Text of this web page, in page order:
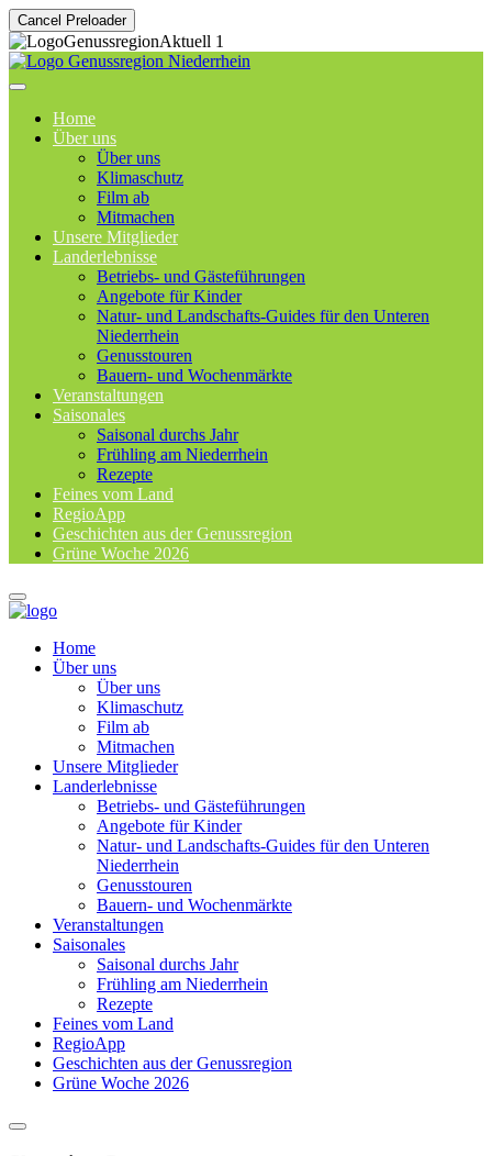
Cancel Preloader
Home
Über uns
Über uns
Klimaschutz
Film ab
Mitmachen
Unsere Mitglieder
Landerlebnisse
Betriebs- und Gästeführungen
Angebote für Kinder
Natur- und Landschafts-Guides für den Unteren
Niederrhein
Genusstouren
Bauern- und Wochenmärkte
Veranstaltungen
Saisonales
Saisonal durchs Jahr
Frühling am Niederrhein
Rezepte
Feines vom Land
RegioApp
Geschichten aus der Genussregion
Grüne Woche 2026
Home
Über uns
Über uns
Klimaschutz
Film ab
Mitmachen
Unsere Mitglieder
Landerlebnisse
Betriebs- und Gästeführungen
Angebote für Kinder
Natur- und Landschafts-Guides für den Unteren
Niederrhein
Genusstouren
Bauern- und Wochenmärkte
Veranstaltungen
Saisonales
Saisonal durchs Jahr
Frühling am Niederrhein
Rezepte
Feines vom Land
RegioApp
Geschichten aus der Genussregion
Grüne Woche 2026